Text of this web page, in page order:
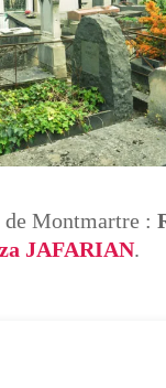
Montmartre :
JAFARIAN.